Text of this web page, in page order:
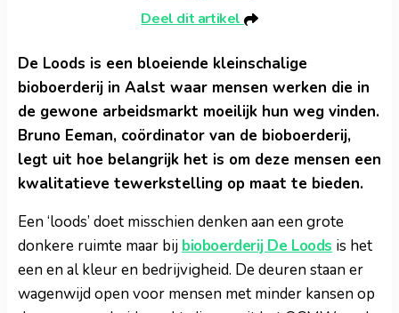
Deel dit artikel
De Loods is een bloeiende kleinschalige
bioboerderij in Aalst waar mensen werken die in
de gewone arbeidsmarkt moeilijk hun weg vinden.
Bruno Eeman, coördinator van de bioboerderij,
legt uit hoe belangrijk het is om deze mensen een
kwalitatieve tewerkstelling op maat te bieden.
Een ‘loods’ doet misschien denken aan een grote
donkere ruimte maar bij bioboerderij De Loods is het
een en al kleur en bedrijvigheid. De deuren staan er
wagenwijd open voor mensen met minder kansen op